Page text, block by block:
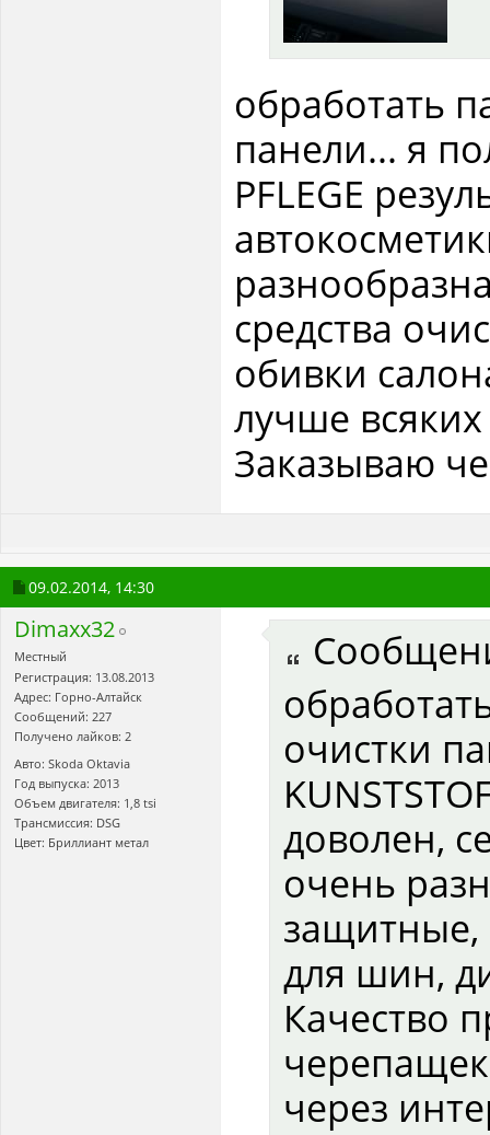
обработать
панели... я
PFLEGE
средства
обивки
лучше
Заказываю
09.02.2014, 14:30
Dimaxx32
Местный
Регистрация: 13.08.2013
Адрес: Горно-Алтайск
Сообщений: 227
Получено лайков: 2
Авто: Skoda Oktavia
Год выпуска: 2013
Объем двигателя: 1,8 tsi
Трансмиссия: DSG
Цвет: Бриллиант метал
очистки
доволен,
очень
защитные,
для шин,
Качество
через